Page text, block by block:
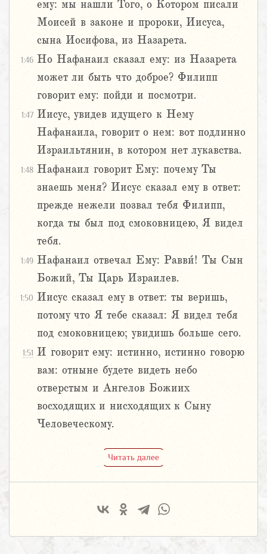
ему: мы нашли Того, о Котором писали
Моисей в законе и пророки, Иисуса,
сына Иосифова, из Назарета.
1:46 Но Нафанаил сказал ему: из Назарета
может ли быть что доброе? Филипп
говорит ему: пойди и посмотри.
1:47 Иисус, увидев идущего к Нему
Нафанаила, говорит о нем: вот подлинно
Израильтянин, в котором нет лукавства.
1:48 Нафанаил говорит Ему: почему Ты
знаешь меня? Иисус сказал ему в ответ:
прежде нежели позвал тебя Филипп,
когда ты был под смоковницею, Я видел
тебя.
1:49 Нафанаил отвечал Ему: Равви́! Ты Сын
Божий, Ты Царь Израилев.
1:50 Иисус сказал ему в ответ: ты веришь,
потому что Я тебе сказал: Я видел тебя
под смоковницею; увидишь больше сего.
1:51 И говорит ему: истинно, истинно говорю
вам: отныне будете видеть небо
отверстым и Ангелов Божиих
восходящих и нисходящих к Сыну
Человеческому.
Читать далее